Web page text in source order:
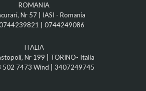
ROMANIA
Nr 57 | IASI - Romania
0744249086
ITALIA
Nr 199 | TORINO- Italia
502 7473 Wind | 3407249745